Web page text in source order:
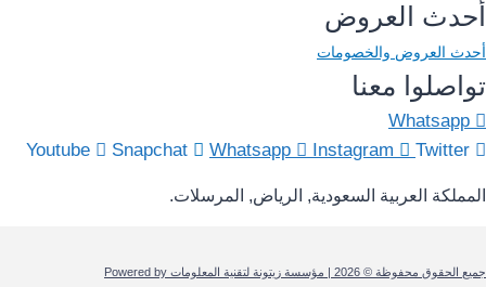
أحدث العروض
أحدث العروض والخصومات
تواصلوا معنا
Whatsapp
Youtube
Snapchat Whatsapp Instagram Twitter
المملكة العربية السعودية, الرياض, المرسلات.
جميع الحقوق محفوظة © 2026 | مؤسسة زيتونة لتقنية المعلومات Powered by